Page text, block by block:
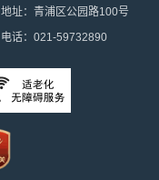
地址：青浦区公园路100号
电话：021-59732890